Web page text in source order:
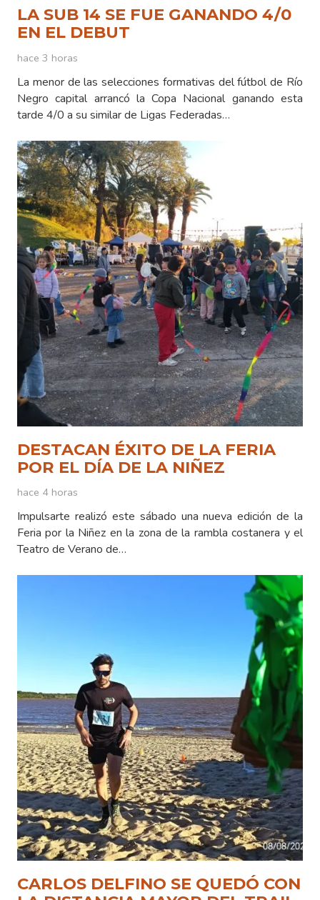
LA SUB 14 SE FUE GANANDO 4/0
EN EL DEBUT
hace 3 horas
La menor de las selecciones formativas del fútbol de Río
Negro capital arrancó la Copa Nacional ganando esta
tarde 4/0 a su similar de Ligas Federadas…
DESTACAN ÉXITO DE LA FERIA
POR EL DÍA DE LA NIÑEZ
hace 4 horas
Impulsarte realizó este sábado una nueva edición de la
Feria por la Niñez en la zona de la rambla costanera y el
Teatro de Verano de…
CARLOS DELFINO SE QUEDÓ CON